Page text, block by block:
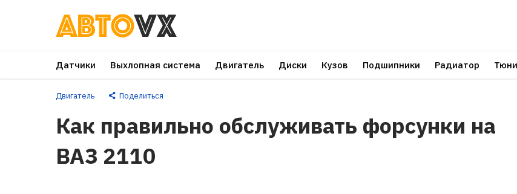
Перейти
основному
контенту
Датчики Выхлопная система Двигатель Диски Кузов Подшипники Радиатор
Двигатель Поделиться
Как правильно обслуживать форсунки на
ВАЗ 2110